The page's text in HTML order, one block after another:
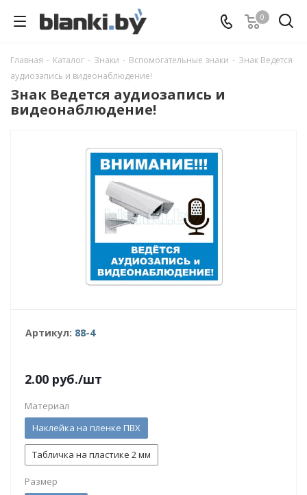
0
Главная - Каталог - Знаки - Вспомогательные знаки - Знак Ведется
аудиозапись и видеонаблюдение!
Знак Ведется аудиозапись и
видеонаблюдение!
Артикул: 88-4
2.00 руб./шт
Материал
Наклейка на пленке ПВХ
Табличка на пластике 2 мм
Размер